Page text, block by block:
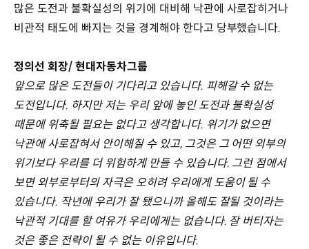
많은 도전과 불확실성의 위기에 대비해 낙관에 사로잡히거나
비관적 태도에 빠지는 것을 경계해야 한다고 당부했습니다.
정의선 회장/ 현대자동차그룹
앞으로 많은 도전들이 기다리고 있습니다. 피해갈 수 없는
도전입니다. 하지만 저는 우리 앞에 놓인 도전과 불확실성
때문에 위축될 필요는 없다고 생각합니다. 위기가 없으면
낙관에 사로잡혀서 안이해질 수 있고, 그것은 그 어떤 외부의
위기보다 우리를 더 위험하게 만들 수 있습니다. 그런 점에서
보면 외부로부터의 자극은 오히려 우리에게 도움이 될 수
있습니다. 작년에 우리가 잘 됐으니까 올해도 잘될 것이라는
낙관적 기대를 할 여유가 우리에게는 없습니다. 잘 버티자는
것은 좋은 전략이 될 수 없는 이유입니다.